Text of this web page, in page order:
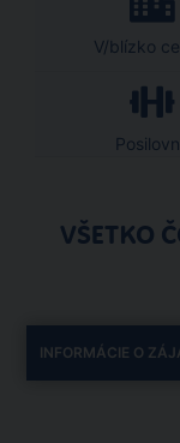
V/blízko
VŠETKO
INFORMÁCIE O